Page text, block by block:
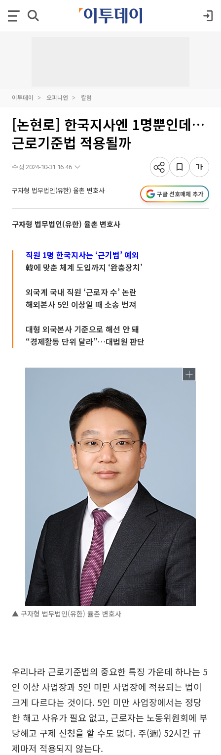
이투데이 오피니언 칼럼
[논현로] 한국지사엔 1명뿐인데…
근로기준법 적용될까
수정 2024-10-31 16:46
구자형 법무법인(유한) 율촌 변호사 구글 선호매체 추가
구자형 법무법인(유한) 율촌 변호사
직원 1명 한국지사는 ‘근기법’ 예외
韓에 맞춘 체계 도입까지 ‘완충장치’
외국계 국내 직원 ‘근로자 수’ 논란
해외본사 5인 이상일 때 소송 번져
대형 외국본사 기준으로 해선 안 돼
“경제활동 단위 달라”…대법원 판단
▲ 구자형 법무법인(유한) 율촌 변호사
우리나라 근로기준법의 중요한 특징 가운데 하나는 5
인 이상 사업장과 5인 미만 사업장에 적용되는 법이
크게 다르다는 것이다. 5인 미만 사업장에서는 정당
한 해고 사유가 필요 없고, 근로자는 노동위원회에 부
당해고 구제 신청을 할 수도 없다. 주(週) 52시간 규
제마저 적용되지 않는다.